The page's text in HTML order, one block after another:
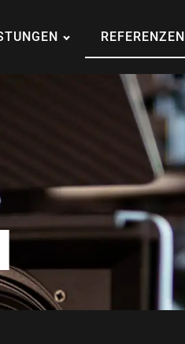
REFERENZEN